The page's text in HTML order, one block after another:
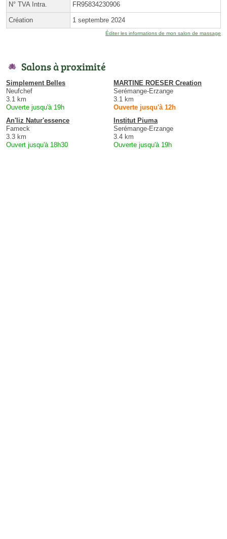
N° TVA Intra. FR95834230906
Création 1 septembre 2024
Éditer les informations de mon salon de massage
Salons à proximité
Simplement Belles
Neufchef
3.1 km
Ouverte jusqu'à 19h
MARTINE ROESER Creation
Serémange-Erzange
3.1 km
Ouverte jusqu'à 12h
An'liz Natur'essence
Fameck
3.3 km
Ouvert jusqu'à 18h30
Institut Piuma
Serémange-Erzange
3.4 km
Ouverte jusqu'à 19h